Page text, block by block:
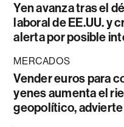
Yen avanza tras el
laboral de EE.UU. y
alerta por posible
MERCADOS
Vender euros para
yenes aumenta el
geopolítico,